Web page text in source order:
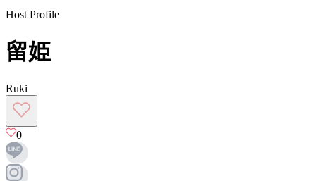
Host Profile
留姫
Ruki
0